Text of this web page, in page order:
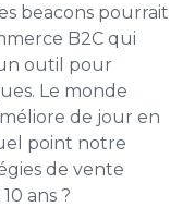
beacons pourrait
B2C qui
outil pour
Le monde
de jour en
point notre
de vente
ans ?